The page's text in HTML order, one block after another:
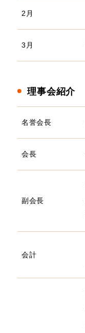
2月
3月
理事会紹介
名誉会長
会長
副会長
会計